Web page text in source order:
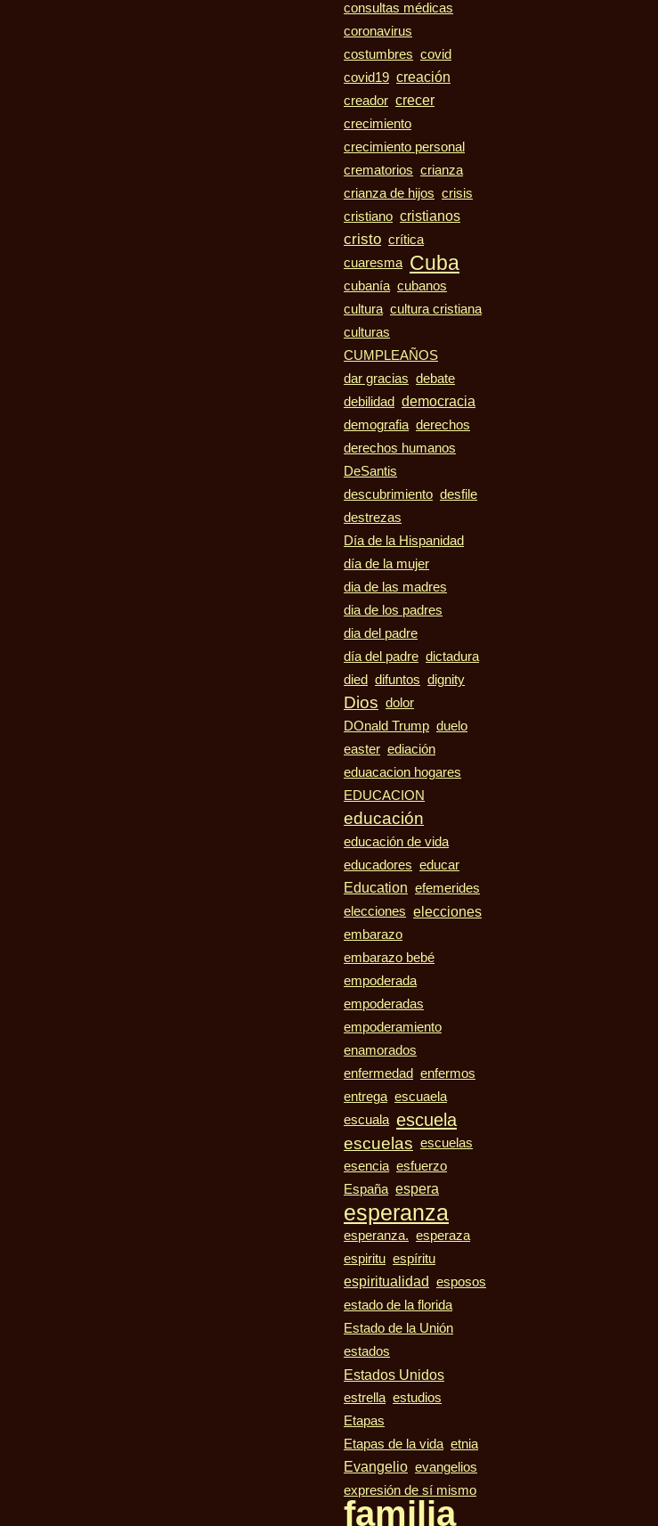
consultas médicas
coronavirus
costumbres covid
covid19 creación
creador crecer
crecimiento
crecimiento personal
crematorios crianza
crianza de hijos crisis
cristiano cristianos
cristo crítica
cuaresma Cuba
cubanía cubanos
cultura cultura cristiana
culturas
CUMPLEAÑOS
dar gracias debate
debilidad
democracia
demografia derechos
derechos humanos
DeSantis
descubrimiento desfile
destrezas
Día de la Hispanidad
día de la mujer
dia de las madres
dia de los padres
dia del padre
día del padre dictadura
died
difuntos dignity
Dios dolor
DOnald Trump duelo
easter ediación
eduacacion hogares
EDUCACION
educación
educación de vida
educadores educar
Education efemerides
elecciones elecciones
embarazo
embarazo bebé
empoderada
empoderadas
empoderamiento
enamorados
enfermedad
enfermos
entrega escuaela
escuala escuela
escuelas escuelas
esencia esfuerzo
España espera
esperanza
esperanza. esperaza
espiritu espíritu
espiritualidad
esposos
estado de la florida
Estado de la Unión
estados
Estados Unidos
estrella estudios
Etapas
Etapas de la vida etnia
Evangelio evangelios
expresión de sí mismo
familia